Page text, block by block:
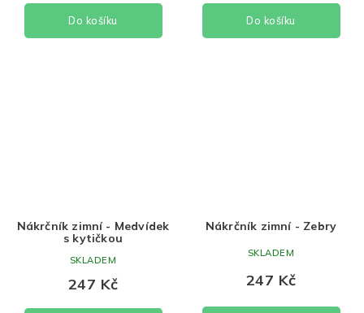
Do košíku Do košíku
Nákrčník zimní - Medvídek
s kytičkou
247 Kč
SKLADEM
Nákrčník zimní - Zebry
247 Kč
SKLADEM